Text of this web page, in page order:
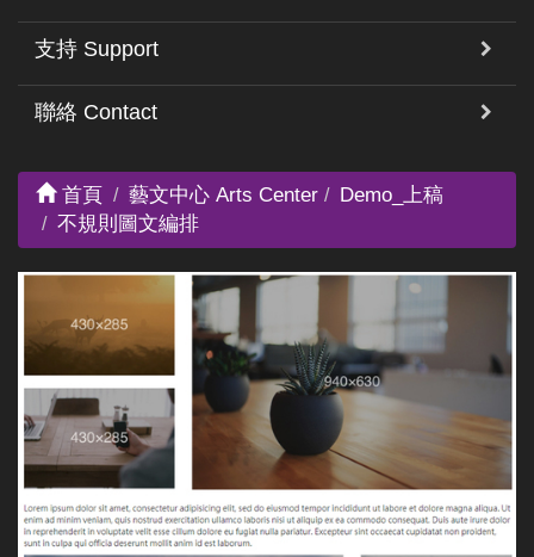
支持 Support
聯絡 Contact
首頁 藝文中心 Arts Center
Demo_上稿
不規則圖文編排